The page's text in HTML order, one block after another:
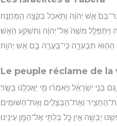
אֵ֣שׁ יְהוָ֔ה וַתֹּ֖אכַל בִּקְצֵ֥ה הַֽמַּחֲנֶֽה׃
וַיִּתְפַּלֵּ֤ל מֹשֶׁה֙ אֶל־יְהוָ֔ה וַתִּשְׁקַ֖ע הָאֵֽשׁ׃
תַּבְעֵרָ֑ה כִּֽי־בָעֲרָ֥ה בָ֖ם אֵ֥שׁ יְהוָֽה׃
Le peuple réclame de la
בְּנֵ֣י יִשְׂרָאֵ֔ל וַיֹּ֣אמְר֔וּ מִ֥י יַאֲכִלֵ֖נוּ בָּשָֽׂר׃
וְאֶת־הַבְּצָלִ֖ים וְאֶת־הַשּׁוּמִֽים׃
יְבֵשָׁ֖ה אֵ֣ין כֹּ֑ל בִּלְתִּ֖י אֶל־הַמָּ֥ן עֵינֵֽינוּ׃